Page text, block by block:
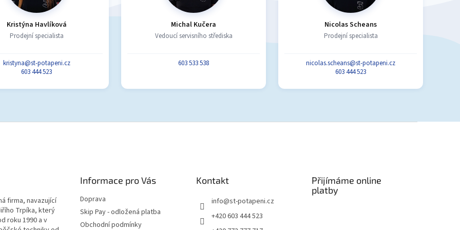
Kristýna Havlíková
Prodejní specialista
kristyna@st-potapeni.cz
603 444 523
Michal Kučera
Vedoucí servisního střediska
603 533 538
Nicolas Scheans
Prodejní specialista
nicolas.scheans@st-potapeni.cz
603 444 523
firma, navazující
Trpíka, který
roku 1990 a v
Informace pro Vás
Doprava
Skip Pay - odložená platba
Obchodní podmínky
Kontakt
info@st-potapeni.cz
+420 603 444 523
Přijímáme online
platby